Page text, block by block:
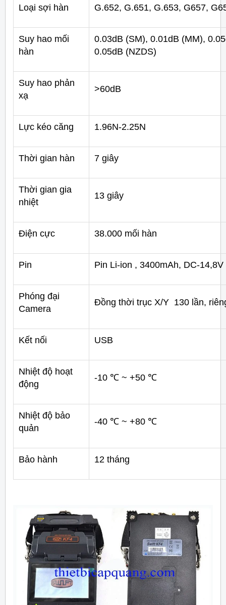
Loại sợi hàn G.652, G.651, G.653, G657,
Suy hao mối
hàn
0.03dB (SM), 0.01dB (MM),
0.05dB (NZDS)
Suy hao phản
xạ
>60dB
Lực kéo căng 1.96N-2.25N
Thời gian hàn 7 giây
Thời gian gia
nhiệt
13 giây
Điện cực 38.000 mối hàn
Pin Pin Li-ion , 3400mAh, DC-14,8V
Phóng đại
Camera
Đồng thời trục X/Y 130 lần,
Kết nối USB
Nhiệt độ hoạt
động
-10 ℃ ~ +50 ℃
Nhiệt độ bảo
quản
-40 ℃ ~ +80 ℃
Bảo hành 12 tháng